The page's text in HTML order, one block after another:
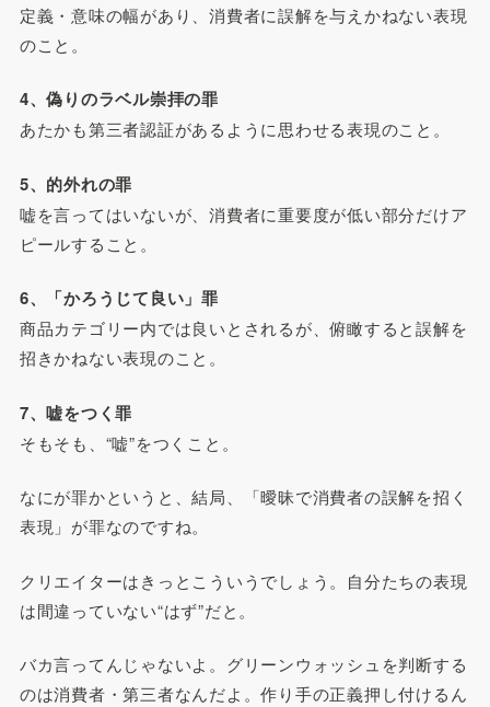
定義・意味の幅があり、消費者に誤解を与えかねない表現
のこと。
4、偽りのラベル崇拝の罪
あたかも第三者認証があるように思わせる表現のこと。
5、的外れの罪
嘘を言ってはいないが、消費者に重要度が低い部分だけア
ピールすること。
6、「かろうじて良い」罪
商品カテゴリー内では良いとされるが、俯瞰すると誤解を
招きかねない表現のこと。
7、嘘をつく罪
そもそも、“嘘”をつくこと。
なにが罪かというと、結局、「曖昧で消費者の誤解を招く
表現」が罪なのですね。
クリエイターはきっとこういうでしょう。自分たちの表現
は間違っていない“はず”だと。
バカ言ってんじゃないよ。グリーンウォッシュを判断する
のは消費者・第三者なんだよ。作り手の正義押し付けるん